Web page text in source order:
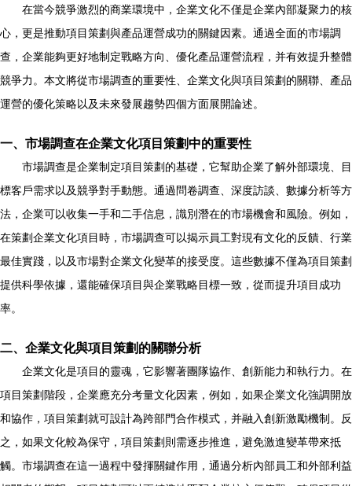
在當今競爭激烈的商業環境中，企業文化不僅是企業內部凝聚力的核
心，更是推動項目策劃與產品運營成功的關鍵因素。通過全面的市場調
查，企業能夠更好地制定戰略方向、優化產品運營流程，并有效提升整體
競爭力。本文將從市場調查的重要性、企業文化與項目策劃的關聯、產品
運營的優化策略以及未來發展趨勢四個方面展開論述。
一、市場調查在企業文化項目策劃中的重要性
市場調查是企業制定項目策劃的基礎，它幫助企業了解外部環境、目
標客戶需求以及競爭對手動態。通過問卷調查、深度訪談、數據分析等方
法，企業可以收集一手和二手信息，識別潛在的市場機會和風險。例如，
在策劃企業文化項目時，市場調查可以揭示員工對現有文化的反饋、行業
最佳實踐，以及市場對企業文化變革的接受度。這些數據不僅為項目策劃
提供科學依據，還能確保項目與企業戰略目標一致，從而提升項目成功
率。
二、企業文化與項目策劃的關聯分析
企業文化是項目的靈魂，它影響著團隊協作、創新能力和執行力。在
項目策劃階段，企業應充分考量文化因素，例如，如果企業文化強調開放
和協作，項目策劃就可設計為跨部門合作模式，并融入創新激勵機制。反
之，如果文化較為保守，項目策劃則需逐步推進，避免激進變革帶來抵
觸。市場調查在這一過程中發揮關鍵作用，通過分析內部員工和外部利益